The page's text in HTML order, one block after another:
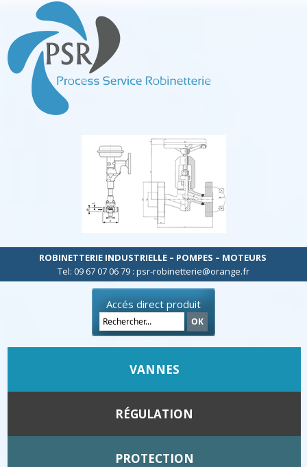
ROBINETTERIE INDUSTRIELLE – POMPES – MOTEURS
Tel: 09 67 07 06 79 : psr-robinetterie@orange.fr
Accés direct produit
VANNES
RÉGULATION
PROTECTION